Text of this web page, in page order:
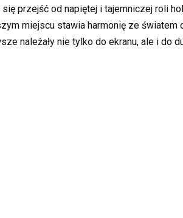
się przejść od napiętej i tajemniczej roli
miejscu stawia harmonię ze światem
należały nie tylko do ekranu, ale i do